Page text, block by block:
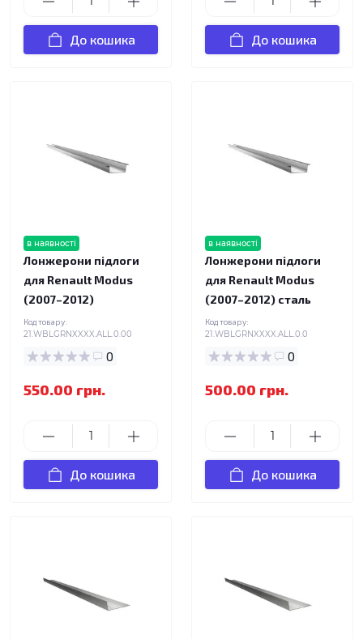
До кошика До кошика
в наявності
Лонжерони підлоги
для Renault Modus
(2007–2012)
Код товару:
21.WBLGRNXXXX.ALL.0.00
0
550.00 грн.
До кошика
в наявності
Лонжерони підлоги
для Renault Modus
(2007–2012) сталь
Код товару:
21.WBLGRNXXXX.ALL.0.0
0
500.00 грн.
До кошика